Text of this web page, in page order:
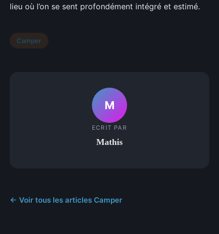
lieu où l’on se sent profondément intégré et estimé.
Camper
M
ECRIT PAR
Mathis
← Voir tous les articles Camper